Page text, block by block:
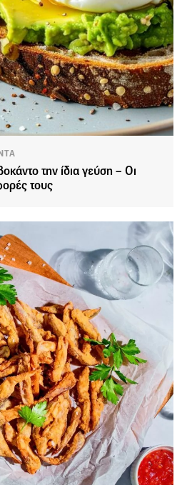
την ίδια γεύση – Οι
τους